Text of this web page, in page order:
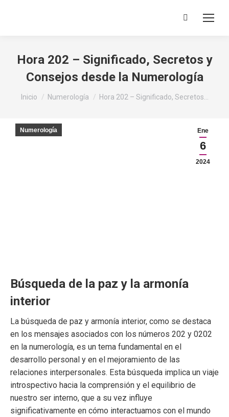
Buscar:
Hora 202 – Significado, Secretos y
Consejos desde la Numerología
Estás aquí:
Inicio Numerología Hora 202 – Significado, Secretos…
Ene
6
2024
Numerología
Búsqueda de la paz y la armonía
interior
La búsqueda de paz y armonía interior, como se destaca
en los mensajes asociados con los números 202 y 0202
en la numerología, es un tema fundamental en el
desarrollo personal y en el mejoramiento de las
relaciones interpersonales. Esta búsqueda implica un viaje
introspectivo hacia la comprensión y el equilibrio de
nuestro ser interno, que a su vez influye
significativamente en cómo interactuamos con el mundo